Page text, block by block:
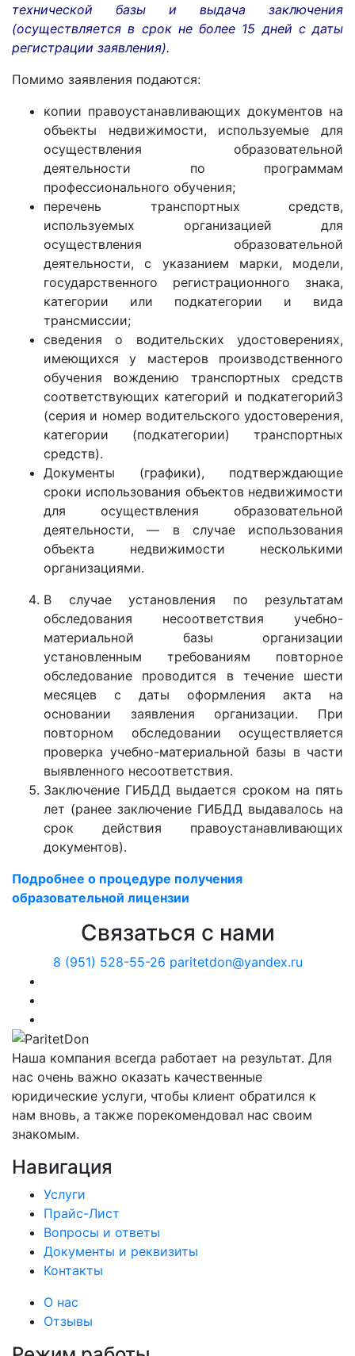
технической базы и выдача заключения
(осуществляется в срок не более 15 дней с даты
регистрации заявления).
Помимо заявления подаются:
копии правоустанавливающих документов на
объекты недвижимости, используемые для
осуществления образовательной
деятельности по программам
профессионального обучения;
перечень транспортных средств,
используемых организацией для
осуществления образовательной
деятельности, с указанием марки, модели,
государственного регистрационного знака,
категории или подкатегории и вида
трансмиссии;
сведения о водительских удостоверениях,
имеющихся у мастеров производственного
обучения вождению транспортных средств
соответствующих категорий и подкатегорий3
(серия и номер водительского удостоверения,
категории (подкатегории) транспортных
средств).
Документы (графики), подтверждающие
сроки использования объектов недвижимости
для осуществления образовательной
деятельности, — в случае использования
объекта недвижимости несколькими
организациями.
В случае установления по результатам
обследования несоответствия учебно-
материальной базы организации
установленным требованиям повторное
обследование проводится в течение шести
месяцев с даты оформления акта на
основании заявления организации. При
повторном обследовании осуществляется
проверка учебно-материальной базы в части
выявленного несоответствия.
Заключение ГИБДД выдается сроком на пять
лет (ранее заключение ГИБДД выдавалось на
срок действия правоустанавливающих
документов).
Подробнее о процедуре получения
образовательной лицензии
Связаться с нами
8 (951) 528-55-26 paritetdon@yandex.ru
Наша компания всегда работает на результат. Для
нас очень важно оказать качественные
юридические услуги, чтобы клиент обратился к
нам вновь, а также порекомендовал нас своим
знакомым.
Навигация
Услуги
Прайс-Лист
Вопросы и ответы
Документы и реквизиты
Контакты
О нас
Отзывы